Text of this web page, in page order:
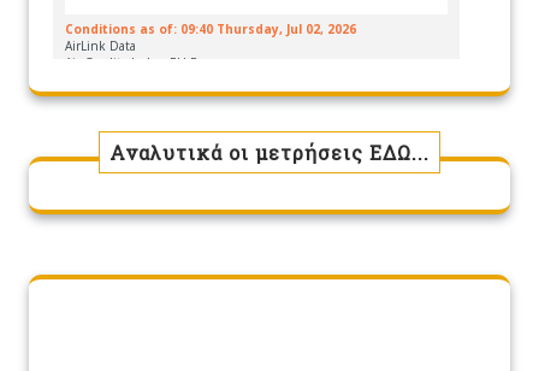
Αναλυτικά οι μετρήσεις ΕΔΩ...